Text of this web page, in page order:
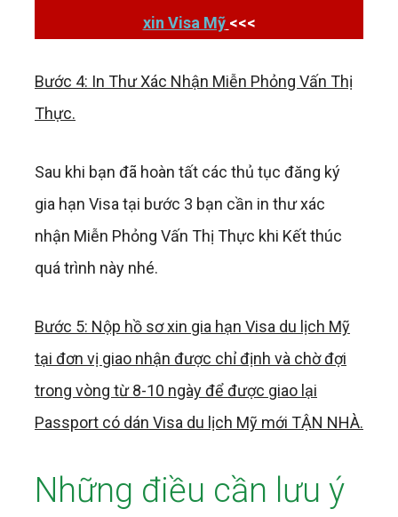
xin Visa Mỹ <<<
Bước 4: In Thư Xác Nhận Miễn Phỏng Vấn Thị
Thực.
Sau khi bạn đã hoàn tất các thủ tục đăng ký
gia hạn Visa tại bước 3 bạn cần in thư xác
nhận Miễn Phỏng Vấn Thị Thực khi Kết thúc
quá trình này nhé.
Bước 5: Nộp hồ sơ xin gia hạn Visa du lịch Mỹ
tại đơn vị giao nhận được chỉ định và chờ đợi
trong vòng từ 8-10 ngày để được giao lại
Passport có dán Visa du lịch Mỹ mới TẬN NHÀ.
Những điều cần lưu ý